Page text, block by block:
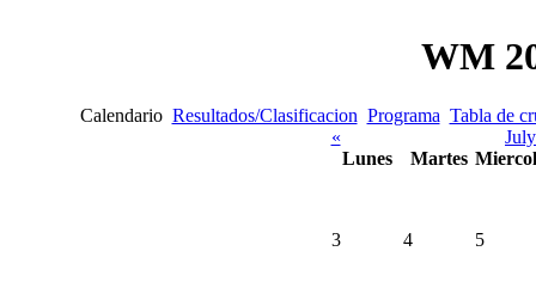
WM
Calendario Resultados/Clasificacion Programa Tabla de
«
Lunes
Martes
3 4 5